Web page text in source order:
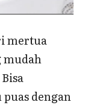
mertua
mudah
dengan